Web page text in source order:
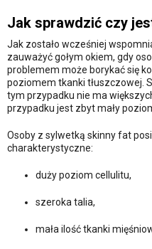
Jak sprawdzić czy
Jak zostało wcześniej
zauważyć gołym okiem, gdy
problemem może borykać się
poziomem tkanki tłuszczowej.
tym przypadku nie ma
przypadku jest zbyt mały
Osoby z sylwetką skinny fat
charakterystyczne:
duży poziom cellulitu,
szeroka talia,
mała ilość tkanki